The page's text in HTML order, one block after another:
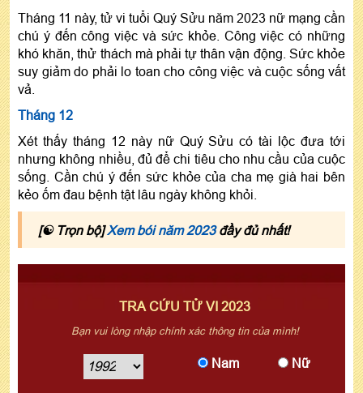
Tháng 11 này, tử vi tuổi Quý Sửu năm 2023 nữ mạng cần
chú ý đến công việc và sức khỏe. Công việc có những
khó khăn, thử thách mà phải tự thân vận động. Sức khỏe
suy giảm do phải lo toan cho công việc và cuộc sống vất
vả.
Tháng 12
Xét thấy tháng 12 này nữ Quý Sửu có tài lộc đưa tới
nhưng không nhiều, đủ để chi tiêu cho nhu cầu của cuộc
sống. Cần chú ý đến sức khỏe của cha mẹ già hai bên
kẻo ốm đau bệnh tật lâu ngày không khỏi.
[☯ Trọn bộ]Xem bói năm 2023đầy đủ nhất!
TRA CỨU TỬ VI 2023
Bạn vui lòng nhập chính xác thông tin của mình!
Nam Nữ